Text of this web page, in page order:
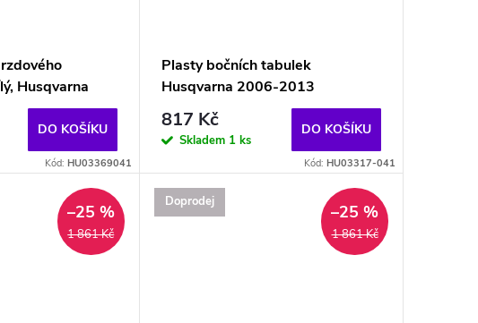
Husqvarna
DO KOŠÍKU
Kód: HU03369041
Plasty bočních tabulek
Husqvarna 2006-2013
817 Kč
Skladem 1 ks
DO KOŠÍKU
Kód: HU03317-041
1 861 Kč
–25 % Doprodej
1 861 Kč
–25 %